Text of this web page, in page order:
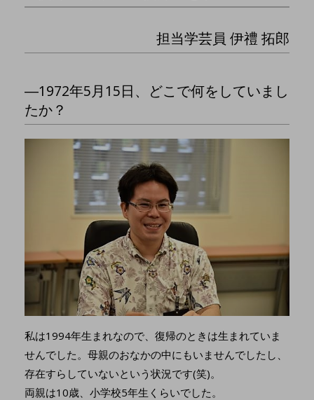
担当学芸員 伊禮 拓郎
―1972年5月15日、どこで何をしていまし
たか？
私は1994年生まれなので、復帰のときは生まれていま
せんでした。母親のおなかの中にもいませんでしたし、
存在すらしていないという状況です(笑)。
両親は10歳、小学校5年生くらいでした。